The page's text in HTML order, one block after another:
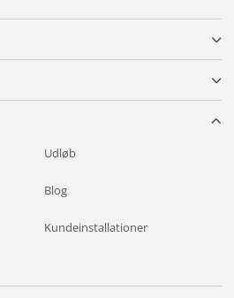
Udløb
Blog
Kundeinstallationer